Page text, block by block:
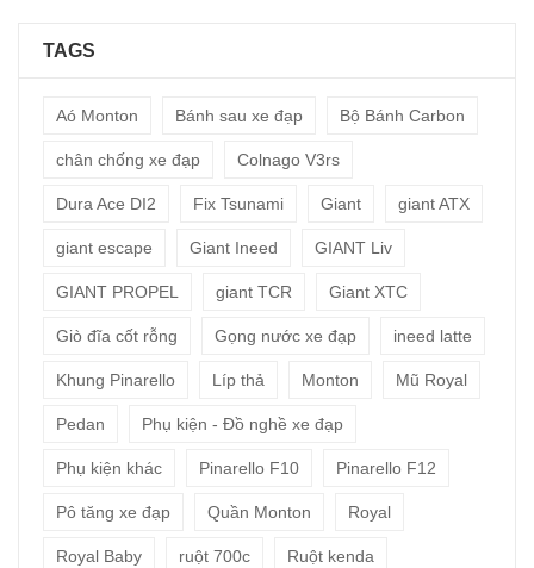
TAGS
Aó Monton Bánh sau xe đạp Bộ Bánh Carbon
chân chống xe đạp Colnago V3rs
Dura Ace DI2 Fix Tsunami Giant giant ATX
giant escape Giant Ineed GIANT Liv
GIANT PROPEL giant TCR Giant XTC
Giò đĩa cốt rỗng Gọng nước xe đạp ineed latte
Khung Pinarello Líp thả Monton Mũ Royal
Pedan Phụ kiện - Đồ nghề xe đạp
Phụ kiện khác Pinarello F10 Pinarello F12
Pô tăng xe đạp Quần Monton Royal
Royal Baby ruột 700c Ruột kenda